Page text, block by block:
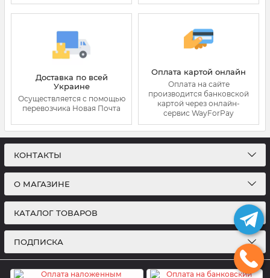
Доставка по всей
Украине
Осуществляется с помощью
перевозчика Новая Почта
Оплата картой онлайн
Оплата на сайте
производится банковской
картой через онлайн-
сервис WayForPay
КОНТАКТЫ
О МАГАЗИНЕ
КАТАЛОГ ТОВАРОВ
ПОДПИСКА